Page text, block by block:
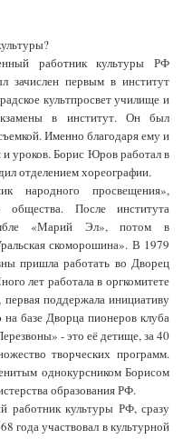
работник культуры РФ
зачислен первым в институт
культпросвет училище и
в институт. Он был
Именно благодаря ему и
уроков. Борис Юров работал в
отделением хореографии.
народного просвещения»,
общества. После института
«Марий Эл», потом в
скоморошина». В 1979
пришла работать во Дворец
лет работала в оргкомитете
первая поддержала инициативу
базе Дворца пионеров клуба
- это её детище, за 40
творческих программ.
однокурсником Борисом
образования РФ.
работник культуры РФ, сразу
года участвовал в культурной